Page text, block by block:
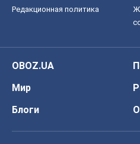
Редакционная политика
OBOZ.UA
Мир
Блоги